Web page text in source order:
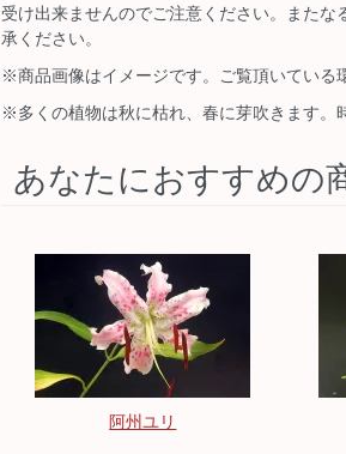
受け出来ませんのでご注意ください。また
承ください。
※商品画像はイメージです。ご覧頂いている
※多くの植物は秋に枯れ、春に芽吹きます。
あなたにおすすめの
阿州ユリ